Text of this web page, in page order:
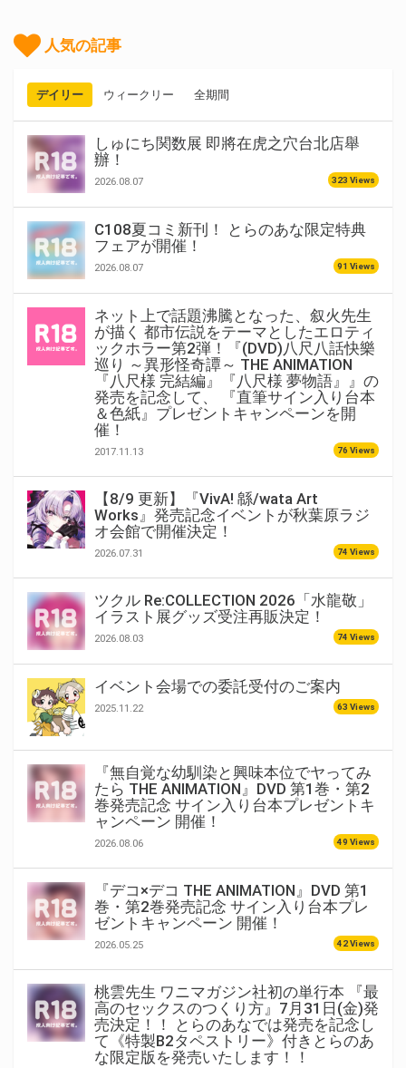
人気の記事
デイリー ウィークリー 全期間
しゅにち関数展 即將在虎之穴台北店舉
辦！
2026.08.07 323 Views
C108夏コミ新刊！ とらのあな限定特典
フェアが開催！
2026.08.07 91 Views
ネット上で話題沸騰となった、叙火先生
が描く 都市伝説をテーマとしたエロティ
ックホラー第2弾！『(DVD)八尺八話快樂
巡り ～異形怪奇譚～ THE ANIMATION
『八尺様 完結編』『八尺様 夢物語』』の
発売を記念して、 『直筆サイン入り台本
＆色紙』プレゼントキャンペーンを開
催！
2017.11.13 76 Views
【8/9 更新】『VivA! 緜/wata Art
Works』発売記念イベントが秋葉原ラジ
オ会館で開催決定！
2026.07.31 74 Views
ツクル Re:COLLECTION 2026「水龍敬」
イラスト展グッズ受注再販決定！
2026.08.03 74 Views
イベント会場での委託受付のご案内
2025.11.22 63 Views
『無自覚な幼馴染と興味本位でヤってみ
たら THE ANIMATION』DVD 第1巻・第2
巻発売記念 サイン入り台本プレゼントキ
ャンペーン 開催！
2026.08.06 49 Views
『デコ×デコ THE ANIMATION』DVD 第1
巻・第2巻発売記念 サイン入り台本プレ
ゼントキャンペーン 開催！
2026.05.25 42 Views
桃雲先生 ワニマガジン社初の単行本 『最
高のセックスのつくり方』7月31日(金)発
売決定！！ とらのあなでは発売を記念し
て《特製B2タペストリー》付きとらのあ
な限定版を発売いたします！！